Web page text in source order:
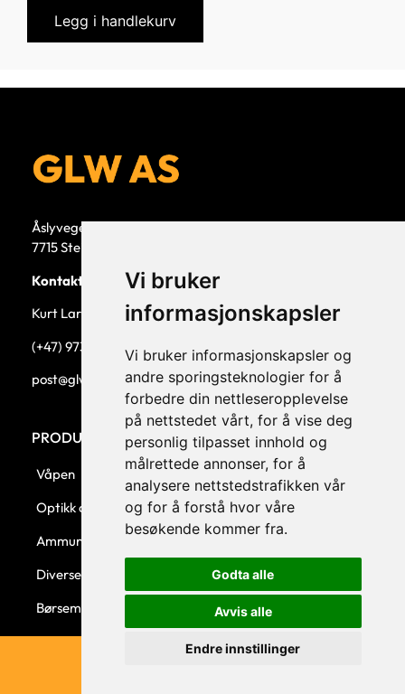
Vi bruker
informasjonskapsler
Vi bruker informasjonskapsler og
andre sporingsteknologier for å
forbedre din nettleseropplevelse
på nettstedet vårt, for å vise deg
personlig tilpasset innhold og
målrettede annonser, for å
analysere nettstedstrafikken vår
og for å forstå hvor våre
besøkende kommer fra.
Godta alle
Avvis alle
Endre innstillinger
Legg i handlekurv
Åslyvegen 5b
7715 Steinkjer
Kontaktperson
Kurt Larsen, daglig leder.
(+47) 973 33 332
post@glw.no
PRODUKTKATEGORIER
Våpen
Optikk og montasjer
Ammunisjon
Diverse
Børsemaker